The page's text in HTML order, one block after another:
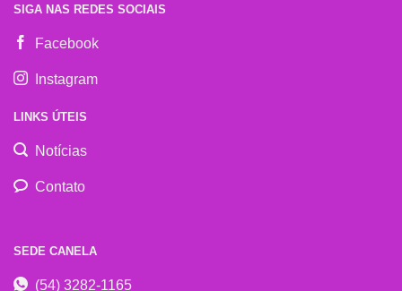
SIGA NAS REDES SOCIAIS
Facebook
Instagram
LINKS ÚTEIS
Notícias
Contato
SEDE CANELA
(54) 3282-1165